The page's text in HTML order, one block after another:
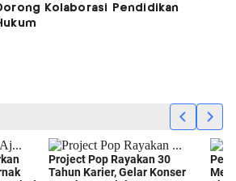
Kolaborasi Pendidikan